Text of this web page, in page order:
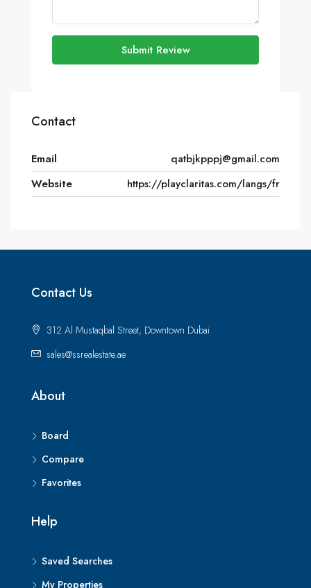
Submit Review
Contact
Email
qatbjkpppj@gmail.com
Website
https://playclaritas.com/langs/fr
Contact Us
312 Al Mustaqbal Street, Downtown Dubai
sales@ssrealestate.ae
About
Board
Compare
Favorites
Help
Saved Searches
My Properties